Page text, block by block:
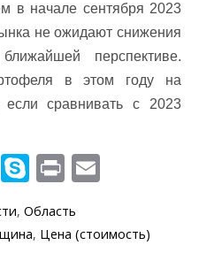
в начале сентября 2023
не ожидают снижения
перспективе.
в этом году на
если сравнивать с 2023
W S
k
y
p
Pr
t ai
, Область
, Цена (стоимость)